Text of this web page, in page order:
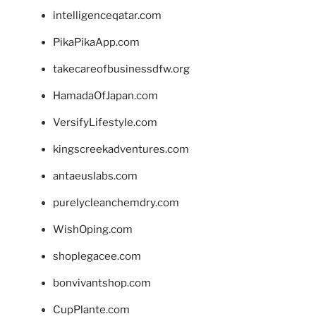
intelligenceqatar.com
PikaPikaApp.com
takecareofbusinessdfw.org
HamadaOfJapan.com
VersifyLifestyle.com
kingscreekadventures.com
antaeuslabs.com
purelycleanchemdry.com
WishOping.com
shoplegacee.com
bonvivantshop.com
CupPlante.com